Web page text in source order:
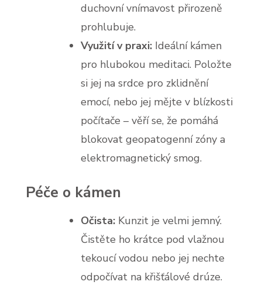
duchovní vnímavost přirozeně
prohlubuje.
Využití v praxi: Ideální kámen
pro hlubokou meditaci. Položte
si jej na srdce pro zklidnění
emocí, nebo jej mějte v blízkosti
počítače – věří se, že pomáhá
blokovat geopatogenní zóny a
elektromagnetický smog.
Péče o kámen
Očista: Kunzit je velmi jemný.
Čistěte ho krátce pod vlažnou
tekoucí vodou nebo jej nechte
odpočívat na křišťálové drúze.